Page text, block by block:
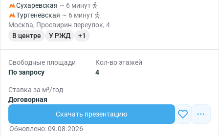
Сухаревская ~ 6 минут
Тургеневская ~ 6 минут
Москва, Просвирин переулок, 4
В центре
У РЖД +1
Свободные площади
По запросу
Кол-во этажей
4
Ставка за м²/год
Договорная
Скачать презентацию
Обновлено: 09.08.2026